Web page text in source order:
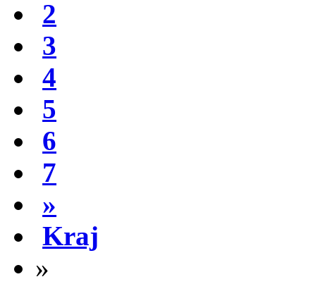
2
3
4
5
6
7
»
Kraj
»